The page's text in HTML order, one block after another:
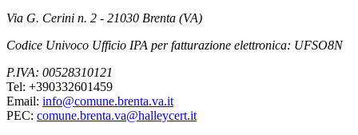
Via G. Cerini n. 2 - 21030 Brenta (VA)
Codice Univoco Ufficio IPA per fatturazione elettronica: UFSO8N
P.IVA: 00528310121
Tel: +390332601459
Email: info@comune.brenta.va.it
PEC: comune.brenta.va@halleycert.it